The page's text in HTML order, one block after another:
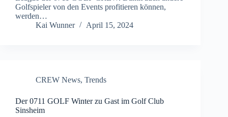
Golfspieler von den Events profitieren können,
werden…
Kai Wunner
April 15, 2024
CREW News, Trends
Der 0711 GOLF Winter zu Gast im Golf Club
Sinsheim